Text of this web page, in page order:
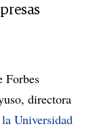
Forbes
directora
Universidad